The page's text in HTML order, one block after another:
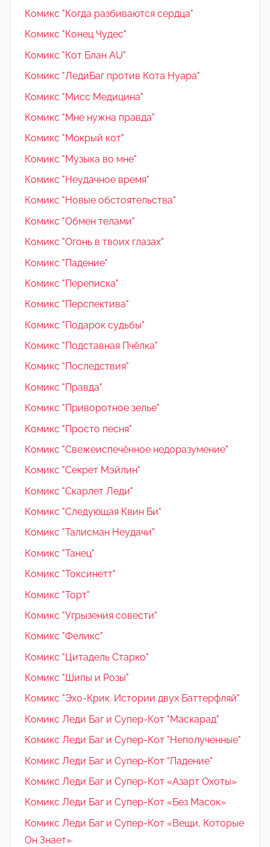
Комикс "Когда разбиваются сердца"
Комикс "Конец Чудес"
Комикс "Кот Блан AU"
Комикс "ЛедиБаг против Кота Нуара"
Комикс "Мисс Медицина"
Комикс "Мне нужна правда"
Комикс "Мокрый кот"
Комикс "Музыка во мне"
Комикс "Неудачное время"
Комикс "Новые обстоятельства"
Комикс "Обмен телами"
Комикс "Огонь в твоих глазах"
Комикс "Падение"
Комикс "Переписка"
Комикс "Перспектива"
Комикс "Подарок судьбы"
Комикс "Подставная Пчёлка"
Комикс "Последствия"
Комикс "Правда"
Комикс "Приворотное зелье"
Комикс "Просто песня"
Комикс "Свежеиспечённое недоразумение"
Комикс "Секрет Мэйлин"
Комикс "Скарлет Леди"
Комикс "Следующая Квин Би"
Комикс "Талисман Неудачи"
Комикс "Танец"
Комикс "Токсинетт"
Комикс "Торт"
Комикс "Угрызения совести"
Комикс "Феликс"
Комикс "Цитадель Старко"
Комикс "Шипы и Розы"
Комикс "Эхо-Крик. Истории двух Баттерфляй"
Комикс Леди Баг и Супер-Кот "Маскарад"
Комикс Леди Баг и Супер-Кот "Неполученные"
Комикс Леди Баг и Супер-Кот "Падение"
Комикс Леди Баг и Супер-Кот «Азарт Охоты»
Комикс Леди Баг и Супер-Кот «Без Масок»
Комикс Леди Баг и Супер-Кот «Вещи, Которые
Он Знает»